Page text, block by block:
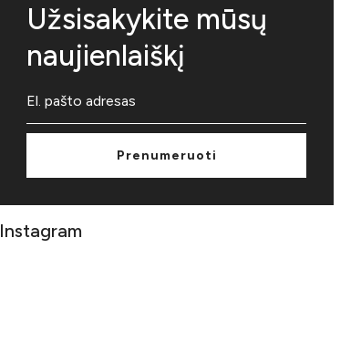
Užsisakykite mūsų
naujienlaiškį
Prenumeruoti
Instagram